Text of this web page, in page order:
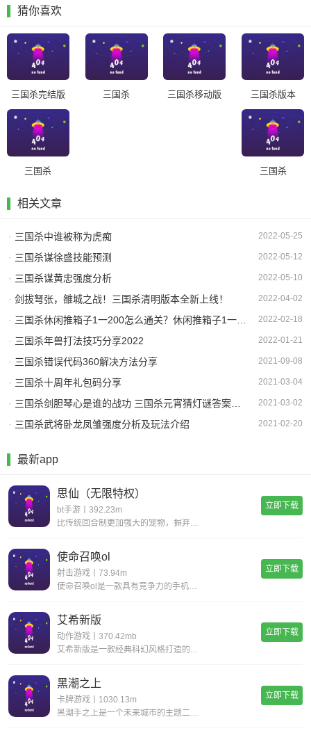
猜你喜欢
三国杀完结版 三国杀 三国杀移动版 三国杀版本
三国杀 三国杀
相关文章
2022-05-25
· 三国杀中谁被称为虎痴
2022-05-12
· 三国杀谋徐盛技能预测
2022-05-10
· 三国杀谋黄忠强度分析
2022-04-02
· 剑拔弩张，雒城之战！三国杀清明版本全新上线！
2022-02-18
· 三国杀休闲推箱子1一200怎么通关？休闲推箱子1一200图文通关攻略
2022-01-21
· 三国杀年兽打法技巧分享2022
2021-09-08
· 三国杀错误代码360解决方法分享
2021-03-04
· 三国杀十周年礼包码分享
2021-03-02
· 三国杀剑胆琴心是谁的战功 三国杀元宵猜灯谜答案大全2021
2021-02-20
· 三国杀武将卧龙凤雏强度分析及玩法介绍
最新app
思仙（无限特权）
bt手游丨392.23m
比传统回合制更加强大的宠物，摒弃复杂的宠物合成，普通宠物都可以拥有15技能，更有逆天宠物神技，带你体验不一样的宠物养成。一键挂机，解放双手不用肝;无限商城，一莲玉领全奖励;首充神技，助你成就大侠路;满vip，登录就送v15。
立即下载
使命召唤ol
射击游戏丨73.94m
使命召唤ol是一款具有竞争力的手机射击游戏。您一定会感到现实，丰富您的游戏体验并完成各种战斗任务以获得丰厚的回报。逼真的惊人武器带来了开创性的战斗，同时遵循经典的世界观并添加了全新的游戏玩法，玩家可以感受到射击的最大乐趣，并且玩家可以更好地
立即下载
艾希新版
动作游戏丨370.42mb
艾希新版是一款经典科幻风格打造的动作格斗类手游，超华丽炫酷的场景地图给你带来无与伦比的视觉享受，进入这个独特的世界当中展开精彩绝伦的战斗旅程，享受前所未有的爽快动作打击手感!艾希新版游戏亮点丰富的场景地图，超科幻的未来场景多样化的武器选择，
立即下载
黑潮之上
卡牌游戏丨1030.13m
黑潮手之上是一个未来城市的主题二次元题材游戏,游戏背景设置在穿过时间和空间的未来,多样的地图关卡,令人紧张兴奋的冒险随机事件,战斗丰富的回合制策略组合二次元玩法,让你感受不一样的高自由度卡牌游戏,快点来下载黑潮之上进行体验吧!《黑潮之上》游
立即下载